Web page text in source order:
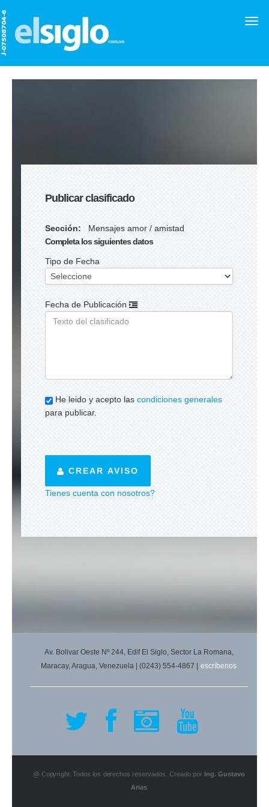
Publicar clasificado
Sección: Mensajes amor / amistad
Completa los siguientes datos
Tipo de Fecha
Fecha de Publicación
He leido y acepto las condiciones generales
para publicar.
CREAR AVISO
Tienes cuenta con nosotros?
Av. Bolivar Oeste Nº 244, Edif El Siglo, Sector La Romana,
Maracay, Aragua, Venezuela | (0243) 554-4867 |
escríbenos
@ Copyright. Todos los derechos reservados. Creado por Ing. Gustavo
Arias